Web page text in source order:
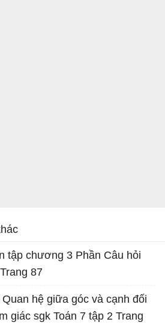
tập chương 3 Phần Câu hỏi
87
hệ giữa góc và cạnh đối
giác sgk Toán 7 tập 2 Trang